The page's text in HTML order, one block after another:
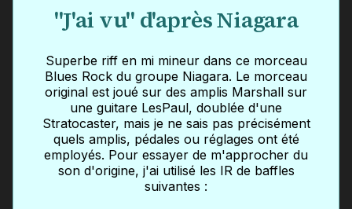
"J'ai vu" d'après Niagara
Superbe riff en mi mineur dans ce morceau
Blues Rock du groupe Niagara. Le morceau
original est joué sur des amplis Marshall sur
une guitare LesPaul, doublée d'une
Stratocaster, mais je ne sais pas précisément
quels amplis, pédales ou réglages ont été
employés. Pour essayer de m'approcher du
son d'origine, j'ai utilisé les IR de baffles
suivantes :